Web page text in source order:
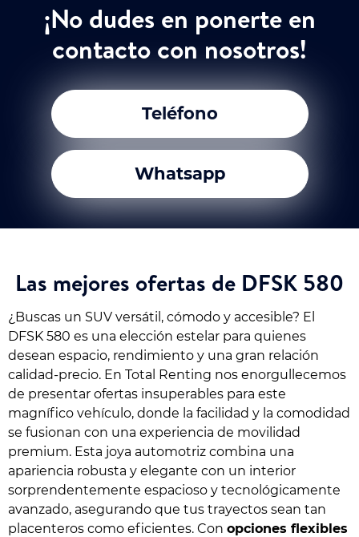
¡No dudes en ponerte en
contacto con nosotros!
Teléfono
Whatsapp
Las mejores ofertas de DFSK 580
¿Buscas un SUV versátil, cómodo y accesible? El
DFSK 580 es una elección estelar para quienes
desean espacio, rendimiento y una gran relación
calidad-precio. En Total Renting nos enorgullecemos
de presentar ofertas insuperables para este
magnífico vehículo, donde la facilidad y la comodidad
se fusionan con una experiencia de movilidad
premium. Esta joya automotriz combina una
apariencia robusta y elegante con un interior
sorprendentemente espacioso y tecnológicamente
avanzado, asegurando que tus trayectos sean tan
placenteros como eficientes. Con opciones flexibles